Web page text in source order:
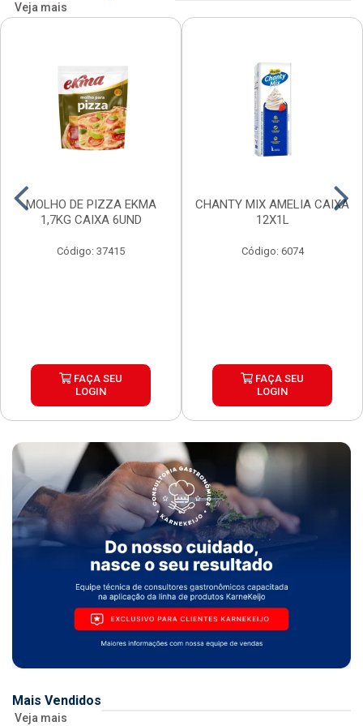
Veja mais
MOLHO DE PIZZA EKMA
1,7KG CAIXA 6UND
Código: 37415
FAÇA SEU
LOGIN
CHANTY MIX AMELIA CAIXA
12X1L
Código: 6074
FAÇA SEU
LOGIN
Mais Vendidos
Veja mais